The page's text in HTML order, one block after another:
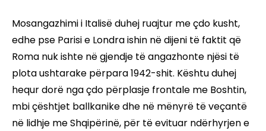
Mosangazhimi i Italisë duhej ruajtur me çdo kusht,
edhe pse Parisi e Londra ishin në dijeni të faktit që
Roma nuk ishte në gjendje të angazhonte njësi të
plota ushtarake përpara 1942-shit. Kështu duhej
hequr dorë nga çdo përplasje frontale me Boshtin,
mbi çështjet ballkanike dhe në mënyrë të veçantë
në lidhje me Shqipërinë, për të evituar ndërhyrjen e